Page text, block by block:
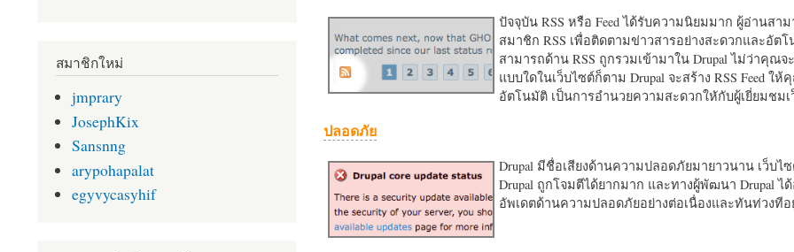
ปัจจุบัน RSS หรือ Feed ได้รับความนิยมมาก ผู้อ่านสา
สมาชิก RSS เพื่อติดตามข่าวสารอย่างสะดวกและอัต
สามารถด้าน RSS ถูกรวมเข้ามาใน Drupal ไม่ว่าคุณจ
แบบใดในเว็บไซต์ก็ตาม Drupal จะสร้าง RSS Feed ให้
อัตโนมัติ เป็นการอำนวยความสะดวกใหักับผู้เยี่ยมชม
ปลอดภัย
Drupal มีชื่อเสียงด้านความปลอดภัยมายาวนาน เว็บไ
Drupal ถูกโจมตีได้ยากมาก และทางผู้พัฒนา Drupal ไ
อัพเดตด้านความปลอดภัยอย่างต่อเนื่องและทันท่วงทีอ
สมาชิกใหม่
jmprary
JosephKix
Sansnng
arypohapalat
egyvycasyhif